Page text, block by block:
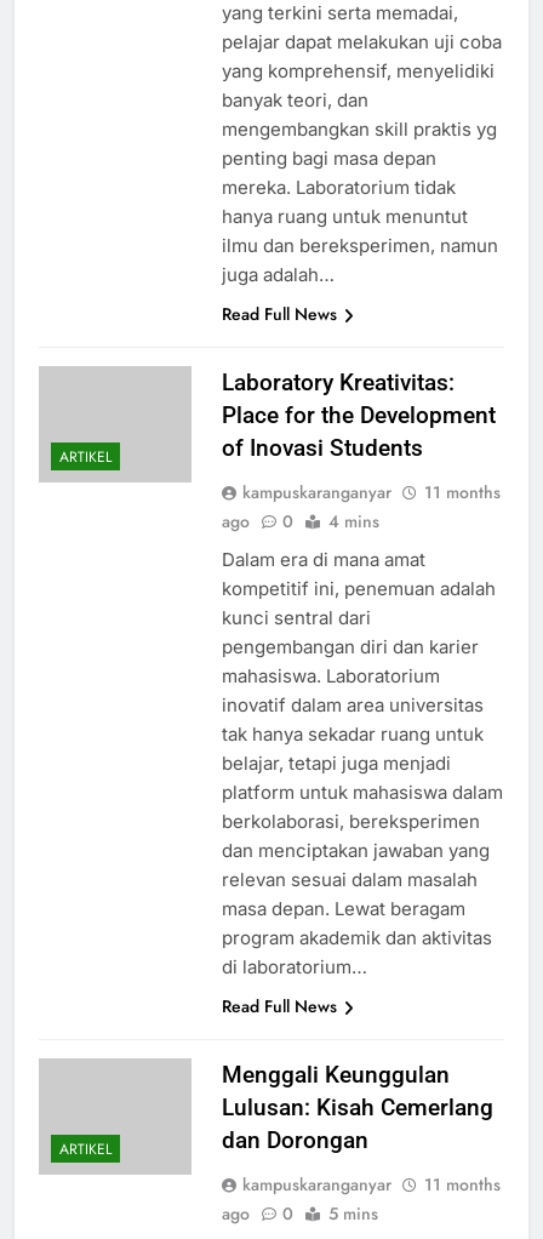
yang terkini serta memadai,
pelajar dapat melakukan uji coba
yang komprehensif, menyelidiki
banyak teori, dan
mengembangkan skill praktis yg
penting bagi masa depan
mereka. Laboratorium tidak
hanya ruang untuk menuntut
ilmu dan bereksperimen, namun
juga adalah…
Read Full News
ARTIKEL
Laboratory Kreativitas:
Place for the Development
of Inovasi Students
kampuskaranganyar
11 months
ago
0 4 mins
Dalam era di mana amat
kompetitif ini, penemuan adalah
kunci sentral dari
pengembangan diri dan karier
mahasiswa. Laboratorium
inovatif dalam area universitas
tak hanya sekadar ruang untuk
belajar, tetapi juga menjadi
platform untuk mahasiswa dalam
berkolaborasi, bereksperimen
dan menciptakan jawaban yang
relevan sesuai dalam masalah
masa depan. Lewat beragam
program akademik dan aktivitas
di laboratorium…
Read Full News
ARTIKEL
Menggali Keunggulan
Lulusan: Kisah Cemerlang
dan Dorongan
kampuskaranganyar
11 months
ago
0 5 mins